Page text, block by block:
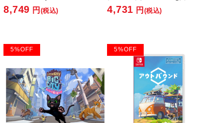
Nintendo Switch 2 Edition [Level-
5][Switch2]
8,749 円 (税込)
2)
4,731 円 (税込)
5%OFF 5%OFF